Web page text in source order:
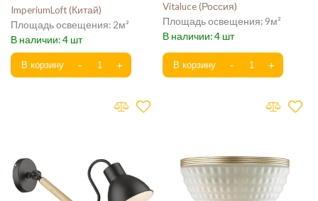
ImperiumLoft Китай
2
4
Vitaluce Россия
9
4